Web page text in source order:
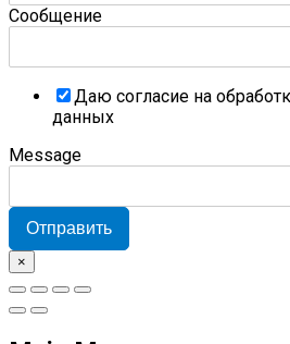
Сообщение
Даю согласие на
данных
Message
Отправить
×